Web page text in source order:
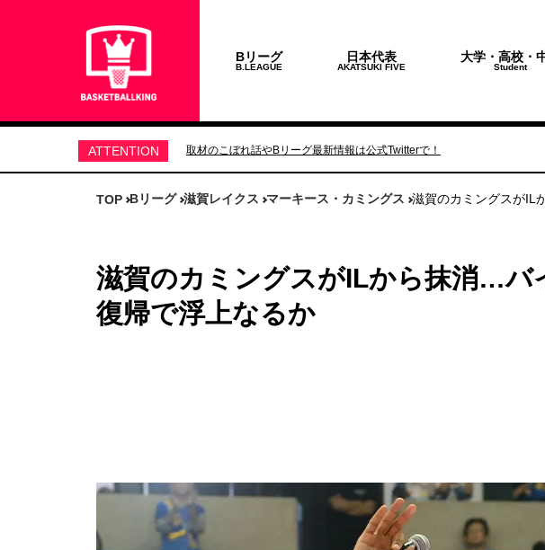
Bリーグ
B.LEAGUE
日本代表
AKATSUKI FIVE
大学・高校・
Student
ATTENTION 取材のこぼれ話やBリーグ最新情報は公式Twitterで！
TOP Bリーグ 滋賀レイクス マーキース・カミングス 滋賀のカミングスがIL
滋賀のカミングスがILから抹消…バ
復帰で浮上なるか